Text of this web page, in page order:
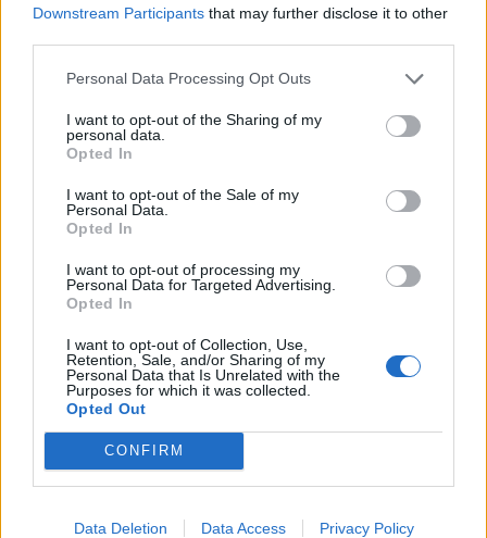
Downstream Participants that may further disclose it to other
Personal Data Processing Opt Outs
I want to opt-out of the Sharing of my
personal data.
Opted In
I want to opt-out of the Sale of my
Personal Data.
Opted In
I want to opt-out of processing my
Personal Data for Targeted Advertising.
Opted In
I want to opt-out of Collection, Use,
Retention, Sale, and/or Sharing of my
Personal Data that Is Unrelated with the
Purposes for which it was collected.
Opted Out
CONFIRM
Data Deletion Data Access Privacy Policy